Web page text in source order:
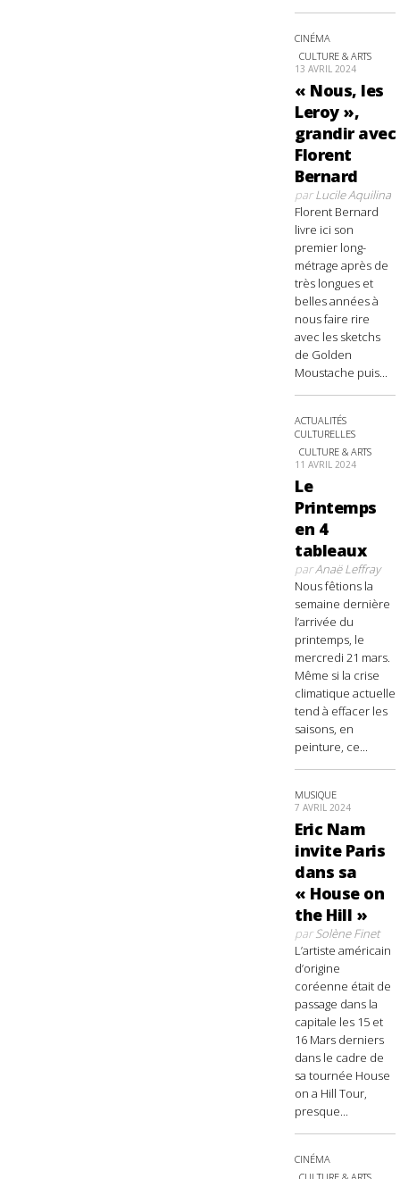
CINÉMA
CULTURE & ARTS
13 AVRIL 2024
« Nous, les
Leroy »,
grandir avec
Florent
Bernard
parLucile Aquilina
Florent Bernard
livre ici son
premier long-
métrage après de
très longues et
belles années à
nous faire rire
avec les sketchs
de Golden
Moustache puis...
ACTUALITÉS
CULTURELLES
CULTURE & ARTS
11 AVRIL 2024
Le
Printemps
en 4
tableaux
parAnaë Leffray
Nous fêtions la
semaine dernière
l’arrivée du
printemps, le
mercredi 21 mars.
Même si la crise
climatique actuelle
tend à effacer les
saisons, en
peinture, ce...
MUSIQUE
7 AVRIL 2024
Eric Nam
invite Paris
dans sa
« House on
the Hill »
parSolène Finet
L’artiste américain
d’origine
coréenne était de
passage dans la
capitale les 15 et
16 Mars derniers
dans le cadre de
sa tournée House
on a Hill Tour,
presque...
CINÉMA